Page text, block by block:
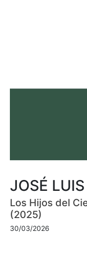
JOSÉ
Los Hijos del
(2025)
30/03/2026